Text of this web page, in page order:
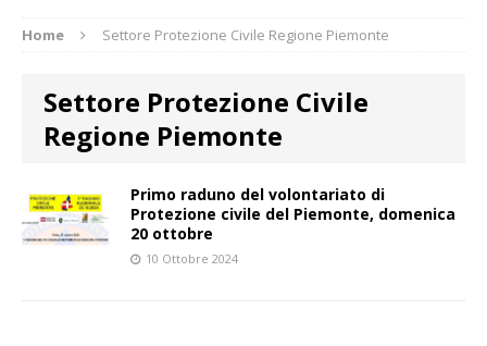
Home Settore Protezione Civile Regione Piemonte
Settore Protezione Civile
Regione Piemonte
Primo raduno del volontariato di
Protezione civile del Piemonte, domenica
20 ottobre
10 Ottobre 2024